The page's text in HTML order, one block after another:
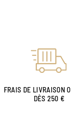
FRAIS DE LIVRAISON
DÈS 250 €